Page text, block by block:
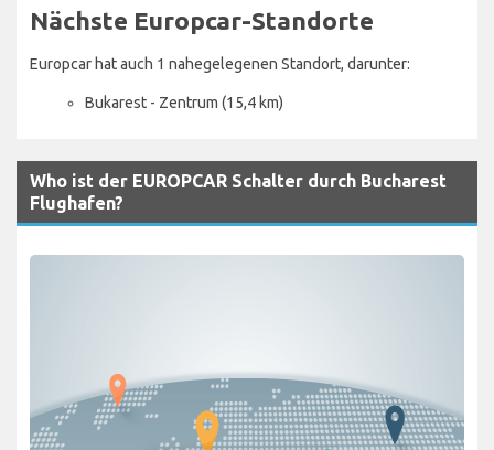
Nächste Europcar-Standorte
Europcar hat auch 1 nahegelegenen Standort, darunter:
Bukarest - Zentrum (15,4 km)
Who ist der EUROPCAR Schalter durch Bucharest
Flughafen?